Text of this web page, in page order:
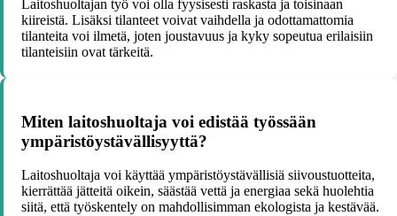
Laitoshuoltajan työ voi olla fyysisesti raskasta ja toisinaan
kiireistä. Lisäksi tilanteet voivat vaihdella ja odottamattomia
tilanteita voi ilmetä, joten joustavuus ja kyky sopeutua erilaisiin
tilanteisiin ovat tärkeitä.
Miten laitoshuoltaja voi edistää työssään
ympäristöystävällisyyttä?
Laitoshuoltaja voi käyttää ympäristöystävällisiä siivoustuotteita,
kierrättää jätteitä oikein, säästää vettä ja energiaa sekä huolehtia
siitä, että työskentely on mahdollisimman ekologista ja kestävää.